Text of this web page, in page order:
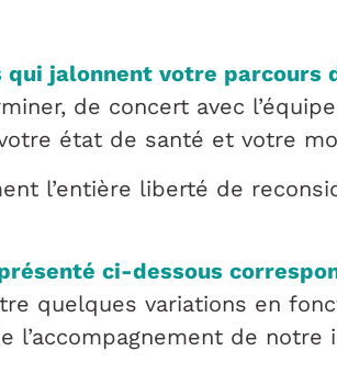
qui jalonnent votre parcours
de concert avec
état de santé et votre
l’entière liberté de
ci-dessous
quelques variations en
l’accompagnement de